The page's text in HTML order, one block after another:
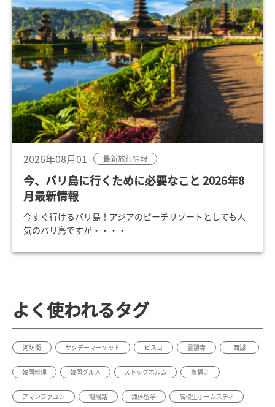
2026年08月01 最新旅行情報
今、バリ島に行くために必要なこと 2026年8
月最新情報
今すぐ行けるバリ島！アジアのビーチリゾートとしても人
気のバリ島ですが・・・・
よく使われるタグ
河坊街 サタデーマーケット ピスコ 霊隠寺 西湖
韓国料理 韓国グルメ ストックホルム 永福寺
アマンファユン 龍陽路 海外留学 高校生ホームスティ